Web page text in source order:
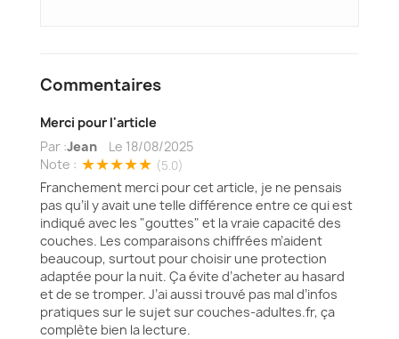
Commentaires
Merci pour l'article
Par :Jean Le 18/08/2025
Note : ★★★★★ (5.0)
Franchement merci pour cet article, je ne pensais
pas qu’il y avait une telle différence entre ce qui est
indiqué avec les "gouttes" et la vraie capacité des
couches. Les comparaisons chiffrées m’aident
beaucoup, surtout pour choisir une protection
adaptée pour la nuit. Ça évite d’acheter au hasard
et de se tromper. J’ai aussi trouvé pas mal d’infos
pratiques sur le sujet sur couches-adultes.fr, ça
complète bien la lecture.